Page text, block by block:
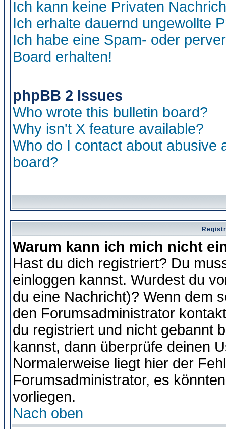
Ich kann keine Privaten
Ich erhalte dauernd ungewollte
Ich habe eine Spam- oder
Board erhalten!
phpBB 2 Issues
Who wrote this bulletin board?
Why isn't X feature available?
Who do I contact about abusive
board?
Warum kann ich mich nicht
Hast du dich registriert? Du
einloggen kannst. Wurdest du
du eine Nachricht)? Wenn dem
den Forumsadministrator
du registriert und nicht gebannt
kannst, dann überprüfe deinen
Normalerweise liegt hier der
Forumsadministrator, es
vorliegen.
Nach oben